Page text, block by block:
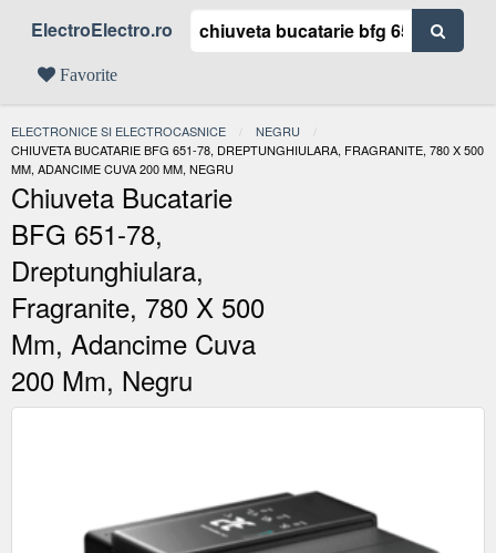
ElectroElectro.ro
Favorite
ELECTRONICE SI ELECTROCASNICE
NEGRU
ACTUAL:
CHIUVETA BUCATARIE BFG 651-78, DREPTUNGHIULARA, FRAGRANITE, 780 X 500
MM, ADANCIME CUVA 200 MM, NEGRU
Chiuveta Bucatarie
BFG 651-78,
Dreptunghiulara,
Fragranite, 780 X 500
Mm, Adancime Cuva
200 Mm, Negru